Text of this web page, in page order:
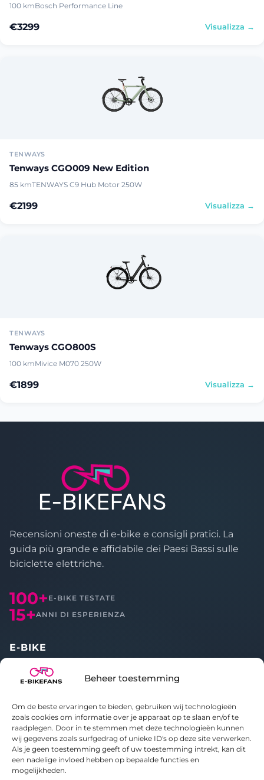
Beheer toestemming
Om de beste ervaringen te bieden, gebruiken wij technologieën
zoals cookies om informatie over je apparaat op te slaan en/of te
raadplegen. Door in te stemmen met deze technologieën kunnen
wij gegevens zoals surfgedrag of unieke ID's op deze site verwerken.
Als je geen toestemming geeft of uw toestemming intrekt, kan dit
een nadelige invloed hebben op bepaalde functies en
mogelijkheden.
100 kmBosch Performance Line
€3299 Visualizza →
TENWAYS
Tenways CGO009 New Edition
85 kmTENWAYS C9 Hub Motor 250W
€2199 Visualizza →
TENWAYS
Tenways CGO800S
100 kmMivice M070 250W
€1899 Visualizza →
Recensioni oneste di e-bike e consigli pratici. La
guida più grande e affidabile dei Paesi Bassi sulle
biciclette elettriche.
100+ E-BIKE TESTATE
15+ANNI DI ESPERIENZA
E-BIKE
Tutte le recensioni
Confronta
CHI SIAMO
Informazioni su E-bikefans
Contatti
Informativa sulla privacy